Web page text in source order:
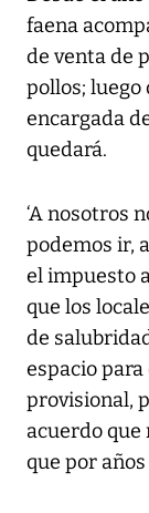
faena
de venta de
pollos; luego
encargada
quedará.
‘A nosotros
podemos ir,
el impuesto
que los
de
espacio
provisional,
acuerdo que
que por años